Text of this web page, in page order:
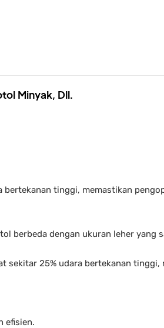
Minyak, Dll.
tinggi, memastikan
berbeda dengan ukuran leher yang
sekitar 25% udara bertekanan tinggi,
efisien.